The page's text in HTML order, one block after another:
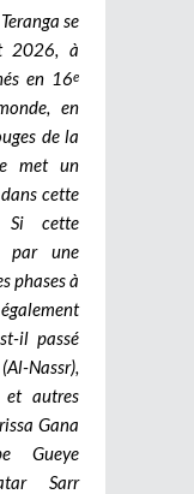
se
à
en 16e
en
de la
met un
cette
Si cette
par une
phases à
il passé
Nassr),
et autres
Gana
Gueye
Sarr